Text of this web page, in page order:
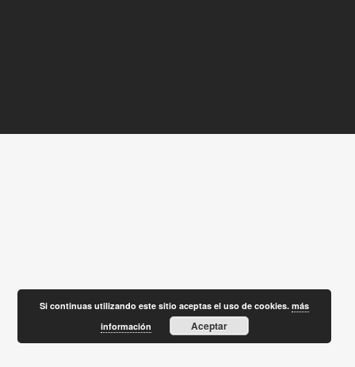
Si continuas utilizando este sitio aceptas el uso de cookies.más
información
Aceptar